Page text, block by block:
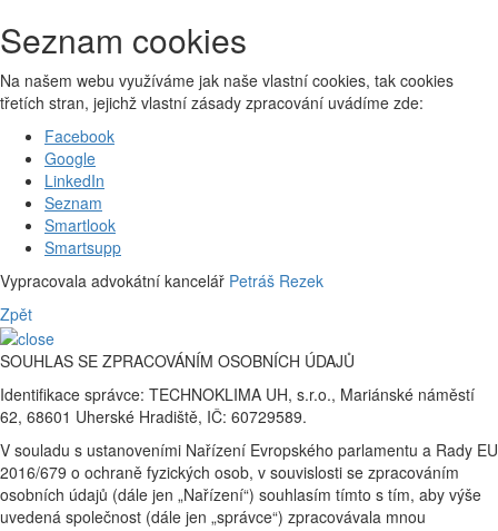
Seznam cookies
Na našem webu využíváme jak naše vlastní cookies, tak cookies
třetích stran, jejichž vlastní zásady zpracování uvádíme zde:
Facebook
Google
LinkedIn
Seznam
Smartlook
Smartsupp
Vypracovala advokátní kancelář Petráš Rezek
Zpět
SOUHLAS SE ZPRACOVÁNÍM OSOBNÍCH ÚDAJŮ
Identifikace správce: TECHNOKLIMA UH, s.r.o., Mariánské náměstí
62, 68601 Uherské Hradiště, IČ: 60729589.
V souladu s ustanoveními Nařízení Evropského parlamentu a Rady EU
2016/679 o ochraně fyzických osob, v souvislosti se zpracováním
osobních údajů (dále jen „Nařízení“) souhlasím tímto s tím, aby výše
uvedená společnost (dále jen „správce“) zpracovávala mnou